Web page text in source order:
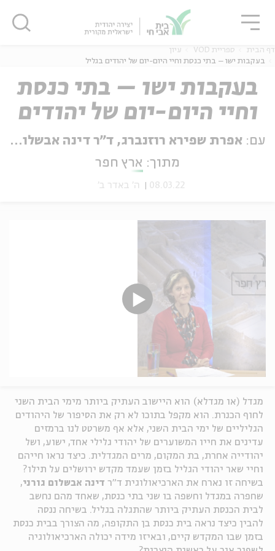
אנגלית נוער
דף הבית ספריית VOD
עיון
בעקבות ישו – בתי כנסת וחיי היום-יום של יהודים בגליל
בעקבות ישו – בתי כנסת
וחיי היום-יום של יהודים
בגליל
עם: אפרת שפירא רוזנברג, ד"ר דינה אבשלום גורני
מתוך: ארץ חפר
08.03.22 ה' באדר ב'
מגדל (או מגדלא) הוא היישוב העתיק ביותר מימי הבית השני
לחוף הכנרת. הוא מקפל בתוכו לא רק את הסיפור של היהודים
הגליליים של ימי הבית השני, אלא אף משרטט לנו ברמזים
עדינים את חייו המשוערים של יהודי גלילי אחד, ישוע, ושל
יהודייה אחרת, בת המקום, מרים המגדלית. כיצד נראו חייהם
וחיי שאר יהודי הגליל בזמן שעמד מקדש ירושלים על תילו?
בשיחה זו נארח את הארכיאולוגית ד"ר דינה אבשלום גורני,
שחפרה במגדל וחשפה בו שני בתי כנסת, שאחד מהם נחשב
לבית הכנסת העתיק ביותר שהתגלה בגליל. בשיחה ננסה
להבין כיצד נראה בית כנסת בן התקופה, מה הצורך בבית כנסת
בזמן שבו המקדש קיים, ובאיזו מידה יכולה הארכיאולוגיה
סגור